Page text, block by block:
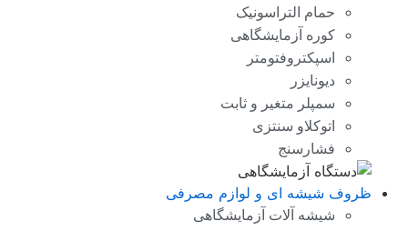
حمام التراسونیک
کوره آزمایشگاهی
اسپکتروفتومتر
دیونایزر
سمپلر متغیر و ثابت
اتوکلاو سنتزی
فشارسنج
ظروف شیشه ای و لوازم مصرفی
شیشه آلات آزمایشگاهی